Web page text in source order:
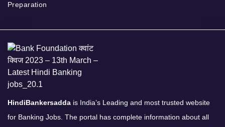
Preparation
HindiBankersadda is India’s Leading and most trusted website
for Banking Jobs. The portal has complete information about all